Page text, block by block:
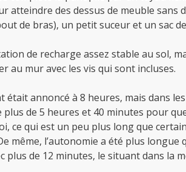
atteindre des dessus de meuble sans
de bras), un petit suceur et un sac
de recharge assez stable au sol,
au mur avec les vis qui sont incluses.
était annoncé à 8 heures, mais dans
plus de 5 heures et 40 minutes pour
ce qui est un peu plus long que
même, l’autonomie a été plus longue
plus de 12 minutes, le situant dans la